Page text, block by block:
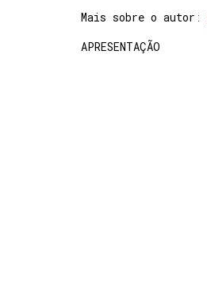
Mais sobre o autor :
APRESENTAÇÃO